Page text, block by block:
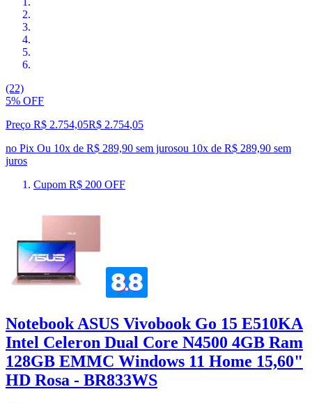
(22)
5% OFF
Preço R$ 2.754,05R$ 2.754,05
no Pix Ou 10x de R$ 289,90 sem jurosou 10x de R$ 289,90 sem
juros
Cupom R$ 200 OFF
Notebook ASUS Vivobook Go 15 E510KA
Intel Celeron Dual Core N4500 4GB Ram
128GB EMMC Windows 11 Home 15,60"
HD Rosa - BR833WS